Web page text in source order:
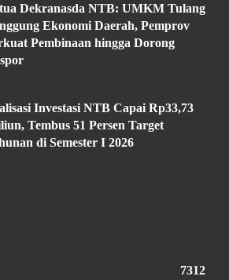
Dekranasda NTB: UMKM Tulang
Ekonomi Daerah, Pemprov
Pembinaan hingga Dorong
Investasi NTB Capai Rp33,73
Tembus 51 Persen Target
di Semester I 2026
7312